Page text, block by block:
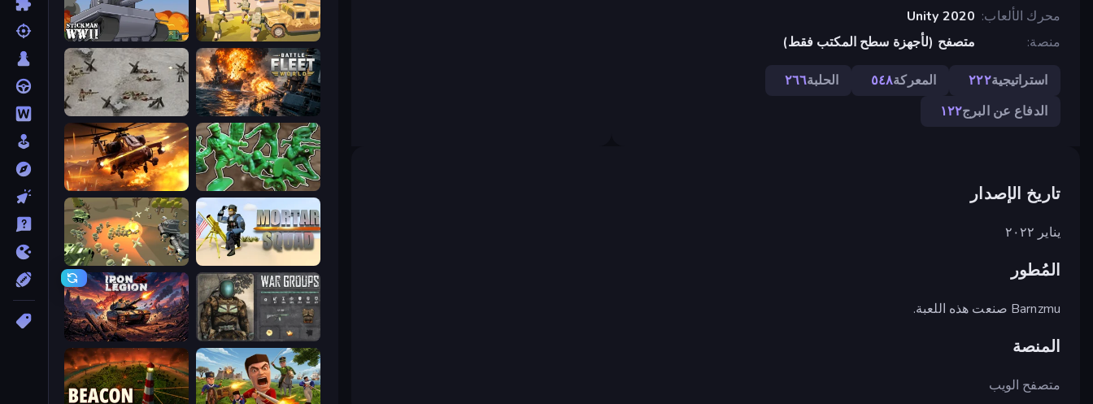
محرك الألعاب Unity 2020
منصة
متصفح (لأجهزة سطح المكتب فقط)
استراتيجية٢٢٢ المعركة٥٤٨ الحلبة٢٦٦
الدفاع عن البرج١٢٢
تاريخ الإصدار
يناير ٢٠٢٢
المُطور
Barnzmu صنعت هذه اللعبة.
المنصة
متصفح الويب
War State IO: Conquer Battles
Stickman WW2
Battle Fleet World
Warfare 1944
Soldiers - Capture and Control!
Heli Military Base
Mortar Squad
WW1 Battle Simulator
War Groups
Iron Legion